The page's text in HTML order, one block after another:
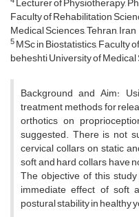
Faculty of Rehabilitation
Medical Sciences, Tehran, Iran
5MSc in Biostatistics, Faculty
beheshti University of Medical
Background and Aim:
treatment methods for
orthotics on
suggested. There is not
cervical collars on static
soft and hard collars have
The objective of this
immediate effect of soft
postural stability in healthy